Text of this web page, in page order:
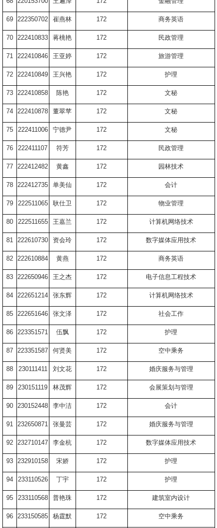
69 222350702 崔燕林 172 商务英语
70 222410833 蒋桃艳 172 民政管理
71 222410846 王亚婷 172 旅游管理
72 222410849 王兴艳 172 护理
73 222410858 陈艳 172 文秘
74 222410878 董翠苹 172 文秘
75 222411006 宁德尹 172 文秘
76 222411107 符芳 172 民政管理
77 222412482 黄鑫 172 园林技术
78 222412735 单美仙 172 会计
79 222511065 耿仕卫 172 物业管理
80 222511655 王嘉兰 172 计算机网络技术
81 222610730 资会玲 172 数字媒体应用技术
82 222610884 黄燕 172 商务英语
83 222650946 王之杰 172 电子信息工程技术
84 222651214 张东辉 172 计算机网络技术
85 222651646 张文泽 172 社会工作
86 223351571 伍飘 172 护理
87 223351587 何贤美 172 空中乘务
88 230111411 刘文花 172 婚庆服务与管理
89 230151119 林茂辉 172 会展策划与管理
90 230152448 李中洁 172 会计
91 232650871 张曼芸 172 婚庆服务与管理
92 232710147 李金杭 172 数字媒体应用技术
93 232910158 宋娇 172 护理
94 233110526 丁宇 172 护理
95 233110568 普艳珠 172 建筑室内设计
96 233150585 杨霆默 172 空中乘务